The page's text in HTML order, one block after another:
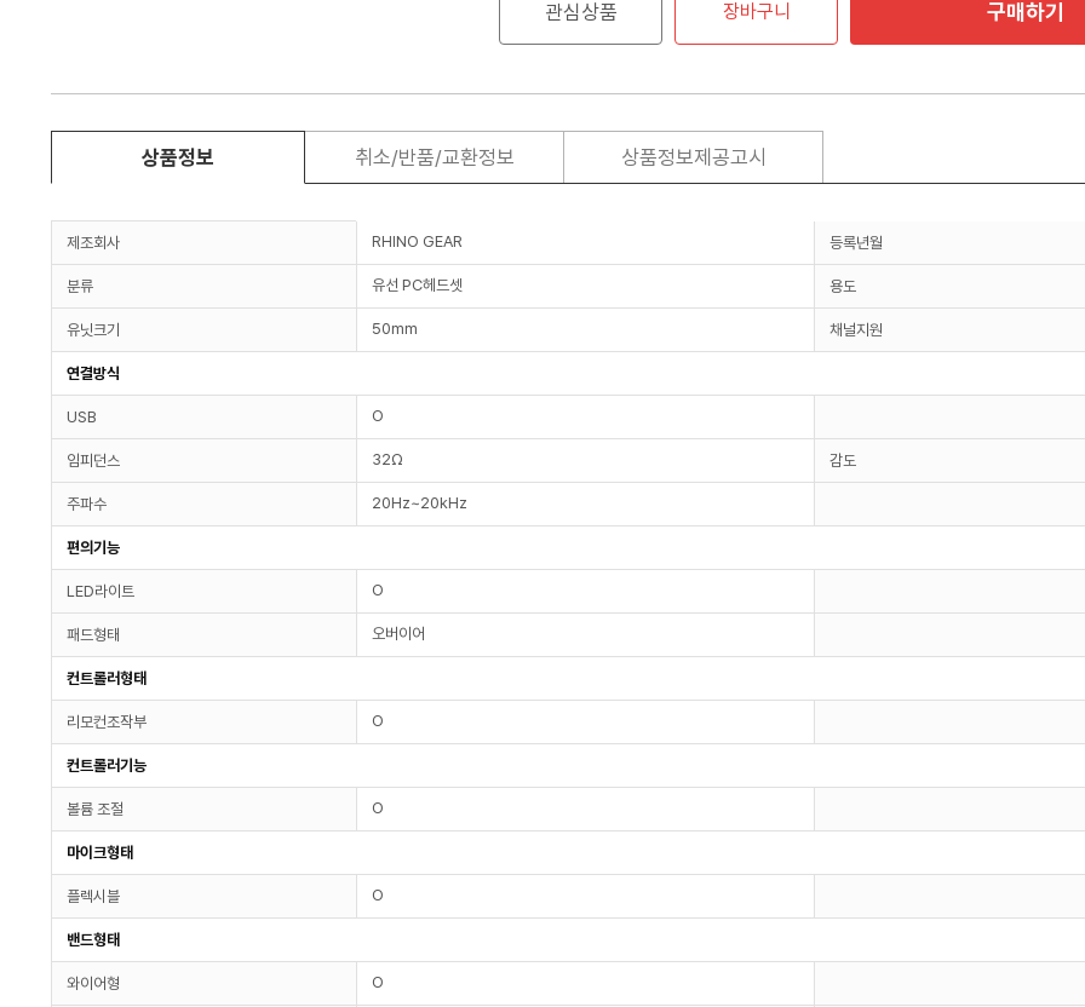
관심상품 장바구니 구매하기
상품정보 취소/반품/교환정보 상품정보제공고시
제조회사 RHINO GEAR 등록년월
분류 유선 PC헤드셋 용도
유닛크기 50mm 채널지원
연결방식
USB O
임피던스 32Ω 감도
주파수 20Hz~20kHz
편의기능
LED라이트 O
패드형태 오버이어
컨트롤러형태
리모컨조작부 O
컨트롤러기능
볼륨 조절 O
마이크형태
플렉시블 O
밴드형태
와이어형 O